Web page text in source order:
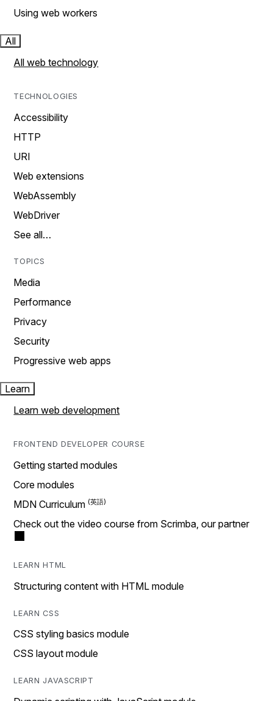
Using web workers
All
All web technology
TECHNOLOGIES
Accessibility
HTTP
URI
Web extensions
WebAssembly
WebDriver
See all…
TOPICS
Media
Performance
Privacy
Security
Progressive web apps
Learn
Learn web development
FRONTEND DEVELOPER COURSE
Getting started modules
Core modules
MDN Curriculum
Check out the video course from Scrimba, our partner
LEARN HTML
Structuring content with HTML module
LEARN CSS
CSS styling basics module
CSS layout module
LEARN JAVASCRIPT